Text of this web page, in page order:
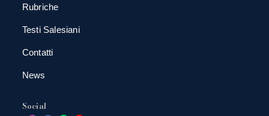
Rubriche
Testi Salesiani
Contatti
News
Social